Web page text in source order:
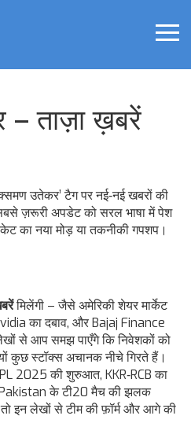
ताज़ा ख़बरें
उतेकर’ टैग पर नई‑नई खबरों की
ज़रूरी अपडेट को सरल भाषा में पेश
का नया मोड़ या तकनीकी गपशप।
मिलेंगी – जैसे अमेरिकी शेयर मार्केट
का दबाव, और Bajaj Finance
से आप समझ पाएँगे कि निवेशकों को
कुछ स्टॉक्स अचानक नीचे गिरते हैं।
2025 की शुरुआत, KKR‑RCB का
Pakistan के टी20 मैच की झलक
इन लेखों से टीम की फ़ॉर्म और आगे की